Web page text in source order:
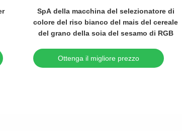
Vaglio di colore del riso di alta precisione
per i fagioli del grano del grano del riso
Ottenga il migliore prezzo